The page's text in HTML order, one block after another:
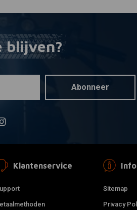
blijven?
Abonneer
Klantenservice
Sitemap
Privacy